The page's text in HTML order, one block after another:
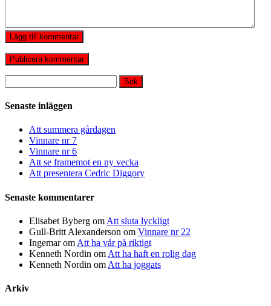
Lägg till kommentar
efter:
Senaste inläggen
Att summera gårdagen
Vinnare nr 7
Vinnare nr 6
Att se framemot en ny vecka
Att presentera Cedric Diggory
Senaste kommentarer
Elisabet Byberg om Att sluta lyckligt
Gull-Britt Alexanderson om Vinnare nr 22
Ingemarom Att ha vår på riktigt
Kenneth Nordin om Att ha haft en rolig dag
Kenneth Nordin om Att ha joggats
Arkiv